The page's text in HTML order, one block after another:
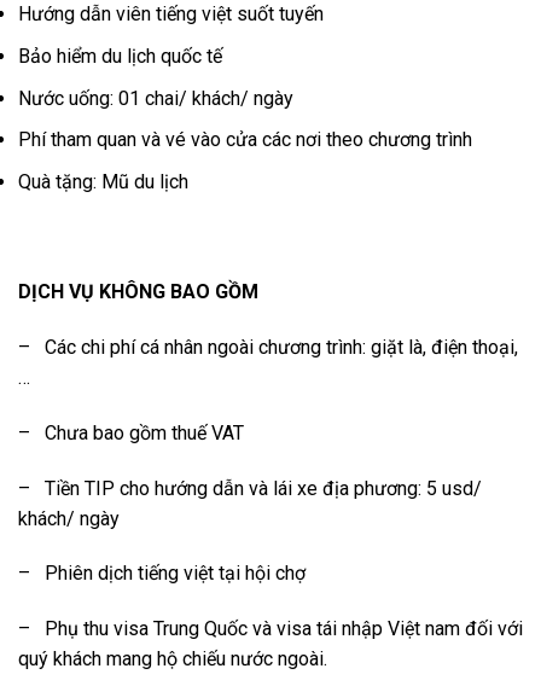
Hướng dẫn viên tiếng việt suốt tuyến
Bảo hiểm du lịch quốc tế
Nước uống: 01 chai/ khách/ ngày
Phí tham quan và vé vào cửa các nơi theo chương trình
Quà tặng: Mũ du lịch
DỊCH VỤ KHÔNG BAO GỒM
– Các chi phí cá nhân ngoài chương trình: giặt là, điện thoại,
…
– Chưa bao gồm thuế VAT
– Tiền TIP cho hướng dẫn và lái xe địa phương: 5 usd/
khách/ ngày
– Phiên dịch tiếng việt tại hội chợ
– Phụ thu visa Trung Quốc và visa tái nhập Việt nam đối với
quý khách mang hộ chiếu nước ngoài.